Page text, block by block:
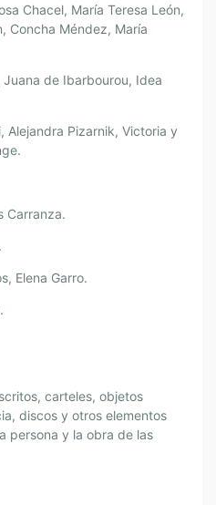
Chacel, María Teresa León,
Concha Méndez, María
Juana de Ibarbourou, Idea
Alejandra Pizarnik, Victoria y
Carranza.
Elena Garro.
carteles, objetos
discos y otros elementos
persona y la obra de las